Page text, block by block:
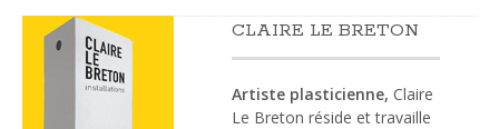
CLAIRE LE BRETON
Artiste plasticienne, Claire
Le Breton réside et travaille